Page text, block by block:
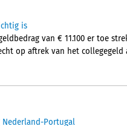
is
van € 11.100 er toe
op aftrek van het collegegeld
Nederland-Portugal